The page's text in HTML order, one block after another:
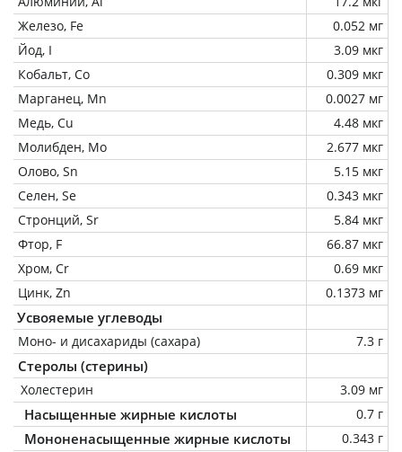
Железо, Fe
0.052 мг
Йод, I
3.09 мкг
Кобальт, Co
0.309 мкг
Марганец, Mn
0.0027 мг
Медь, Cu
4.48 мкг
Молибден, Mo
2.677 мкг
Олово, Sn
5.15 мкг
Селен, Se
0.343 мкг
Стронций, Sr
5.84 мкг
Фтор, F
66.87 мкг
Хром, Cr
0.69 мкг
Цинк, Zn
0.1373 мг
Усвояемые углеводы
Моно- и дисахариды (сахара) 7.3 г
Стеролы (стерины)
Холестерин 3.09 мг
Насыщенные жирные кислоты 0.7 г
Мононенасыщенные жирные кислоты 0.343 г